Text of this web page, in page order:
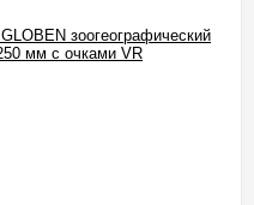
зоогеографический
мм с очками VR